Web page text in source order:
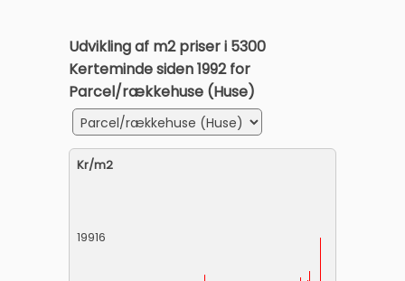
Udvikling af m2 priser i 5300
Kerteminde siden 1992 for
Parcel/rækkehuse (Huse)
Kr/m2
19916